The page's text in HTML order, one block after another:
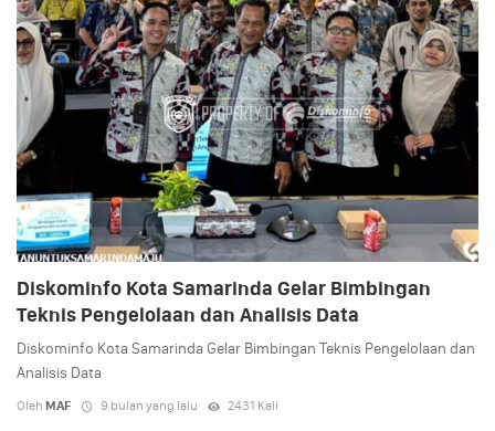
Diskominfo Kota Samarinda Gelar Bimbingan
Teknis Pengelolaan dan Analisis Data
Diskominfo Kota Samarinda Gelar Bimbingan Teknis Pengelolaan dan
Analisis Data
Oleh MAF 9 bulan yang lalu 2431 Kali